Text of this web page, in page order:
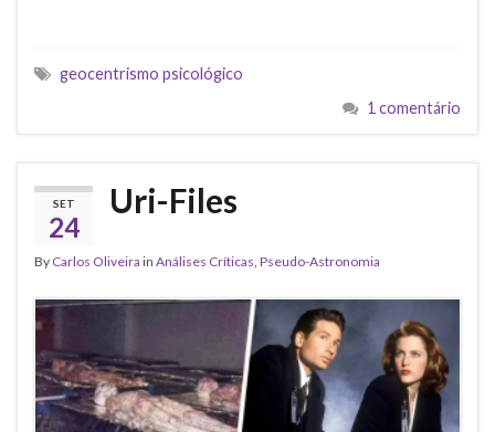
geocentrismo psicológico
1 comentário
SET
24
Uri-Files
By Carlos Oliveira in Análises Críticas, Pseudo-Astronomia